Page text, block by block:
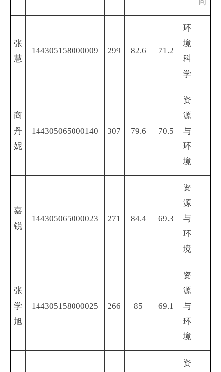
张
慧
144305158000009 299 82.6 71.2
环
境
科
学
商
丹
妮
144305065000140 307 79.6 70.5
资
源
与
环
境
嘉
锐
144305065000023 271 84.4 69.3
资
源
与
环
境
张
学
旭
144305158000025 266 85 69.1
资
源
与
环
境
资